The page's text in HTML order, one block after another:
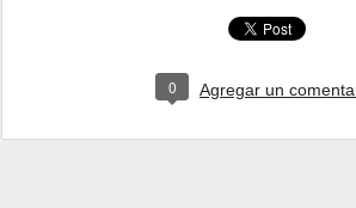
0 Agregar un